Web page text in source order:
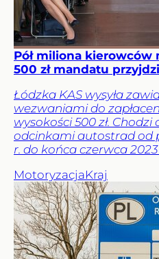
Pół miliona kierowców
500 zł mandatu
Łódzka KAS wysyła
wezwaniami do
wysokości 500 zł.
odcinkami autostrad od
r. do końca czerwca 2023
MotoryzacjaKraj